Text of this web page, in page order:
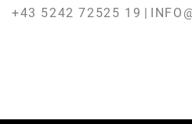
+43 5242 72525 19 |